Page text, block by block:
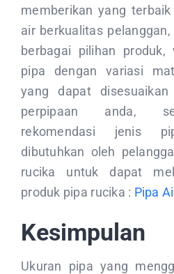
memberikan yang
air berkualitas
berbagai pilihan produk,
pipa dengan variasi
yang dapat
perpipaan anda,
rekomendasi jenis
dibutuhkan oleh
rucika untuk dapat
produk pipa rucika : Pipa
Kesimpulan
Ukuran pipa yang